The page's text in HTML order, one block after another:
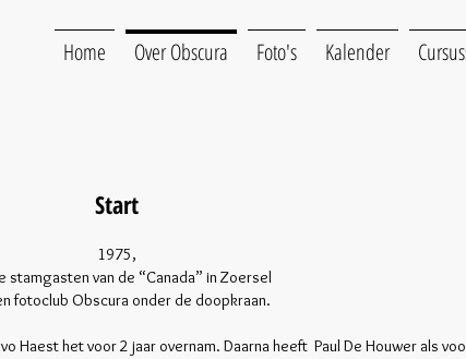
Home Over Obscura Foto's Kalender
Start
1975,
stamgasten van de “Canada” in Zoersel
fotoclub Obscura onder de doopkraan.
Haest het voor 2 jaar overnam. Daarna heeft Paul De Houwer als